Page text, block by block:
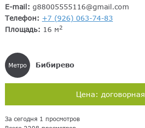
E-mail: g88005555116@gmail.com
Телефон: +7 (926) 063-74-83
Площадь: 16 м2
Метро Бибирево
Цена: договорная
За сегодня 1 просмотров